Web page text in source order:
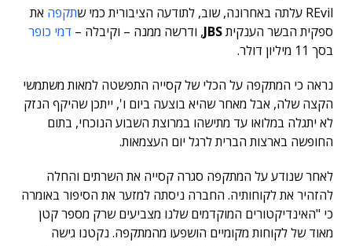
REvil עלתה באחרונה, שוב, לתודעה הציבורית כמי ש תקפה את
ספקית הבשר הענקיתJBS, ודרשה ממנה – וקיבלה – דמי כופר
בסך 11 מיליון דולר.
נראה כי המתקפה על הכלי של קסייה התפשטה למאות משתמשי
הקצה שלה, אבל מאחר שהיא בוצעה ביום ו', ייתכן שהיקף הנזק
לא יתגלה במלואו עד מתישהו במרוצת השבוע הנוכחי, בתום
החופשה בארצות הברית לרגל יום העצמאות.
לאחר שנודע על המתקפה סגרה קסייה את השרתים והחלה
להזהיר את לקוחותיה. החברה ניסתה למזער את הסיפור באומרה
כי "האינדיקטורים המוקדמים שלנו מצביעים שרק מספר קטן
מאוד של לקוחות מקומיים הושפעו מהמתקפה. נקטנו גישה